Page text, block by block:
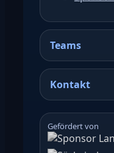
Teams
Kontakt
Gefördert von